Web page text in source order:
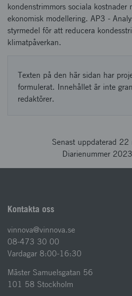
kondenstrimmors sociala kostnader
ekonomisk modellering. AP3 -
styrmedel för att reducera
klimatpåverkan.
Texten på den här sidan har
formulerat. Innehållet är inte
redaktörer.
Senast uppdaterad
Diarienummer
Kontakta oss
vinnova@vinnova.se
08-473 30 00
Vardagar 8:00-16:30
Mäster Samuelsgatan 56
101 58 Stockholm